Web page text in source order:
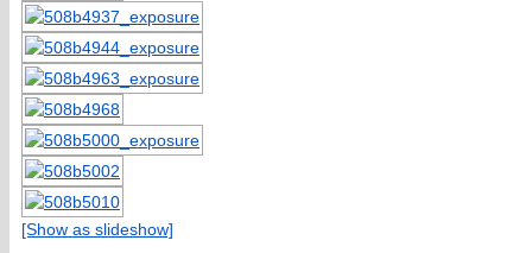
[Show as slideshow]